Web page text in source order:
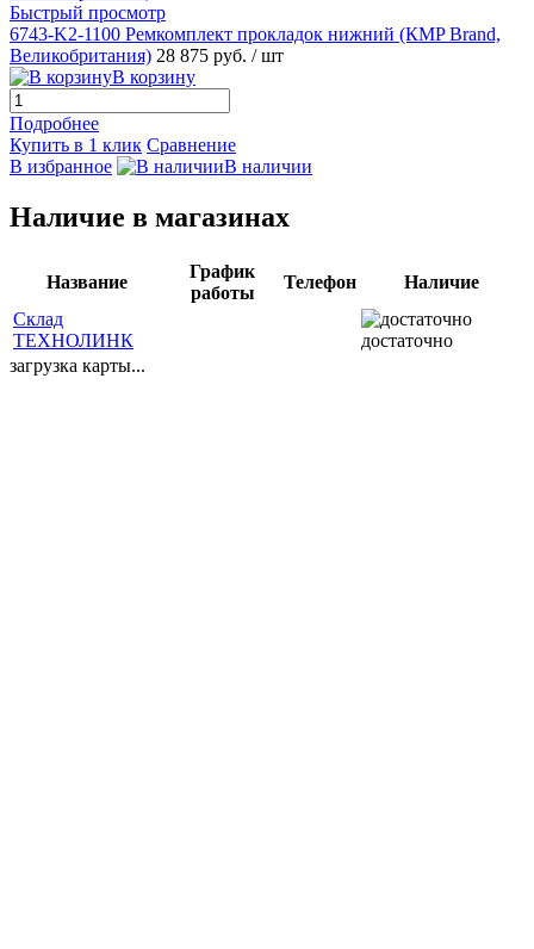
Быстрый просмотр
6743-K2-1100 Ремкомплект прокладок нижний (КMP Brand,
Великобритания) 28 875 руб. / шт
В корзину
Подробнее
Купить в 1 клик Сравнение
В избранное
В наличии
Наличие в магазинах
Название
График
работы
Телефон
Наличие
Склад
ТЕХНОЛИНК
достаточно
загрузка карты...